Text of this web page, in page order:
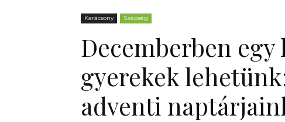
Karácsony Szépség
Decemberben
gyerekek
adventi